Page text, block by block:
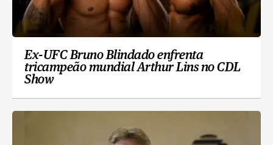
Ex-UFC Bruno Blindado enfrenta
tricampeão mundial Arthur Lins no CDL
Show